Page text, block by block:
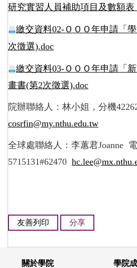
研究實習人員補助項目及數額表
繳交資料02-ＯＯＯ年申請「
次徵選).doc
繳交資料03-ＯＯＯ年申請「
畫書(第2次徵選).doc
院辦聯絡人：林小姐，分機
cosrfin@my.nthu.edu.tw
全球處聯絡人：李蕙君Joanne
5715131#62470
友善列印 分享
關於學院 學院